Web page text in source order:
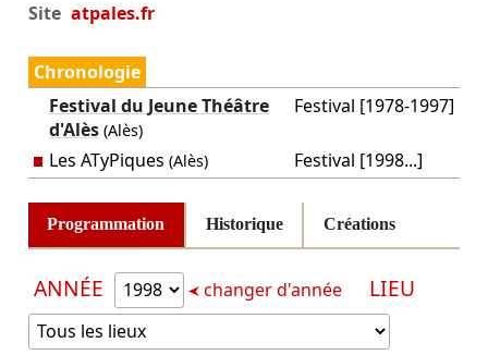
Site atpales.fr
Chronologie
Festival du Jeune Théâtre
d'Alès(Alès)
Festival [1978-1997]
Les ATyPiques (Alès) Festival [1998...]
Programmation Historique Créations
ANNÉE changer d'année LIEU